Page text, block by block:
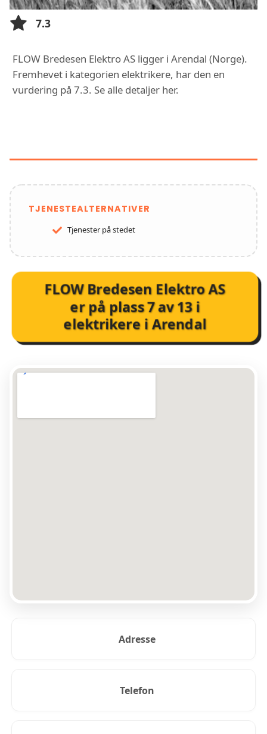
7.3
FLOW Bredesen Elektro AS ligger i Arendal (Norge).
Fremhevet i kategorien elektrikere, har den en
vurdering på 7.3. Se alle detaljer her.
TJENESTEALTERNATIVER
Tjenester på stedet
FLOW Bredesen Elektro AS
er på plass7av13 i
elektrikere i Arendal
Adresse
Telefon